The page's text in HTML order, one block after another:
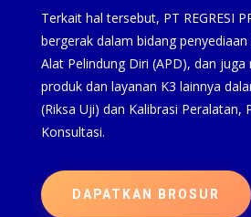
Terkait hal tersebut, PT REGRESI
bergerak dalam bidang
Alat Pelindung Diri (APD), dan
produk dan layanan K3 lainnya
(Riksa Uji) dan Kalibrasi Peralatan,
Konsultasi.
DAPATKAN BROSUR